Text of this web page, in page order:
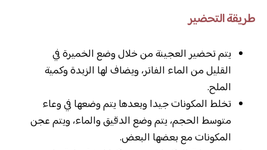
طريقة التحضير
يتم تحضير العجينة من خلال وضع الخميرة في
القليل من الماء الفاتر، ويضاف لها الزبدة وكمية
الملح.
تخلط المكونات جيدا وبعدها يتم وضعها في وعاء
متوسط الحجم، يتم وضع الدقيق والماء، ويتم عجن
المكونات مع بعضها البعض.